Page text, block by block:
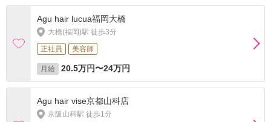
Agu hair lucua福岡大橋
大橋(福岡)駅 徒歩3分
正社員
美容師
月給 20.5万円〜24万円
Agu hair vise京都山科店
京阪山科駅 徒歩1分